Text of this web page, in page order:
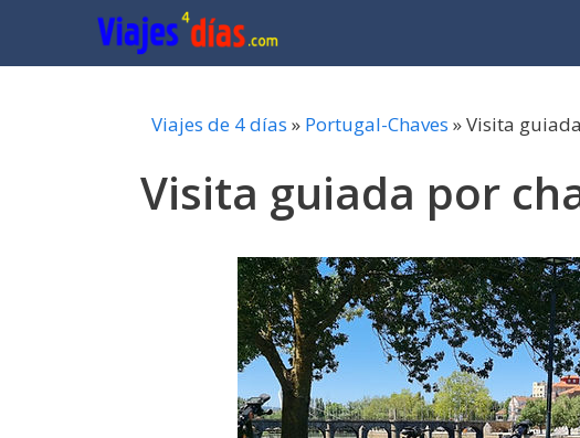
contenido
Viajes de 4 días » Portugal-Chaves »Visita
Visita guiada por